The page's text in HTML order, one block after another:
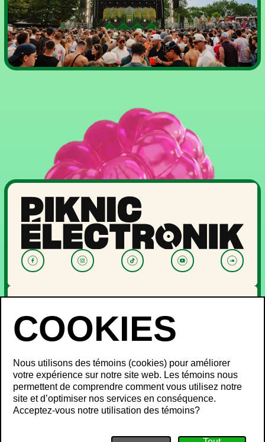
PROGRAMMATION
OFF PIKNIC
PASSES ET BILLETS
LE FESTIVAL
À propos
Partenaires
Mot des ministres
INFOS FESTIVALIERS
Nous utilisons des témoins (cookies) pour améliorer
votre expérience sur notre site web. Les témoins nous
permettent de comprendre comment vous utilisez notre
site et d’optimiser nos services en conséquence.
Acceptez-vous notre utilisation des témoins?